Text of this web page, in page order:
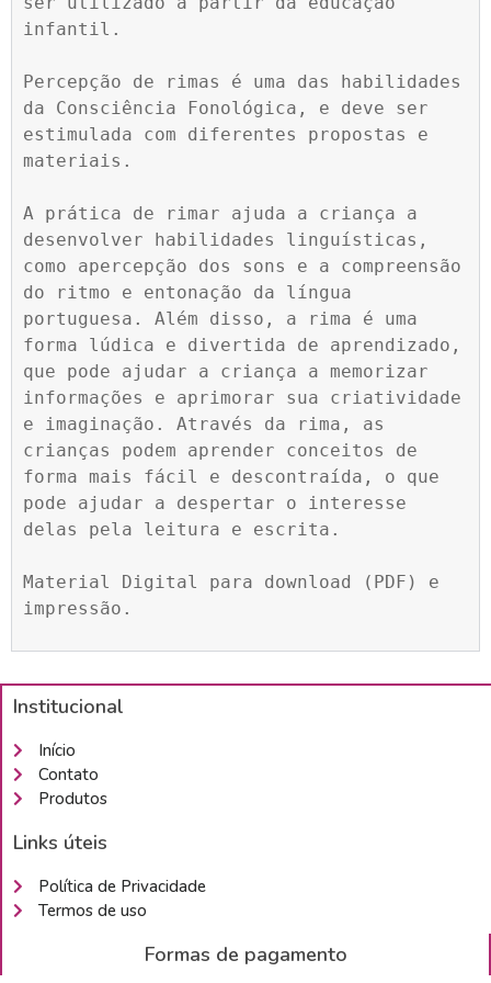
infantil.
Percepção de rimas é uma das habilidades
da Consciência Fonológica, e deve ser
estimulada com diferentes propostas e
materiais.
A prática de rimar ajuda a criança a
desenvolver habilidades linguísticas,
como apercepção dos sons e a compreensão
do ritmo e entonação da língua
portuguesa. Além disso, a rima é uma
forma lúdica e divertida de aprendizado,
que pode ajudar a criança a memorizar
informações e aprimorar sua criatividade
e imaginação. Através da rima, as
crianças podem aprender conceitos de
forma mais fácil e descontraída, o que
pode ajudar a despertar o interesse
delas pela leitura e escrita.
Material Digital para download (PDF) e
impressão.
Institucional
Início
Contato
Produtos
Links úteis
Política de Privacidade
Termos de uso
Formas de pagamento